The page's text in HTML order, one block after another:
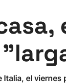
el